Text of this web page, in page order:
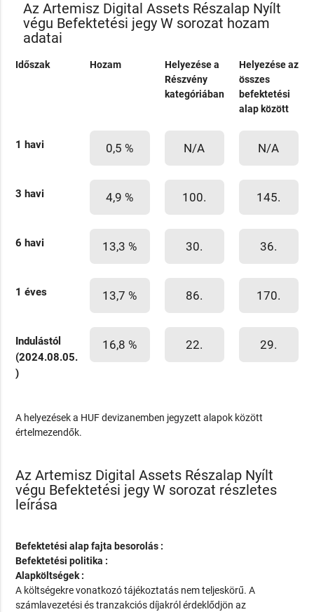
Az Artemisz Digital Assets Részalap Nyílt
végu Befektetési jegy W sorozat hozam
adatai
Időszak Hozam
Helyezése a
Részvény
kategóriában
Helyezése az
összes
befektetési
alap között
1 havi 0,5 % N/A N/A
3 havi 4,9 % 100. 145.
6 havi 13,3 % 30. 36.
1 éves 13,7 % 86. 170.
Indulástól
(2024.08.05.
)
16,8 % 22. 29.
A helyezések a HUF devizanemben jegyzett alapok között
értelmezendők.
Az Artemisz Digital Assets Részalap Nyílt
végu Befektetési jegy W sorozat részletes
leírása
Befektetési alap fajta besorolás :
Befektetési politika :
Alapköltségek :
A költségekre vonatkozó tájékoztatás nem teljeskörű. A
számlavezetési és tranzakciós díjakról érdeklődjön az